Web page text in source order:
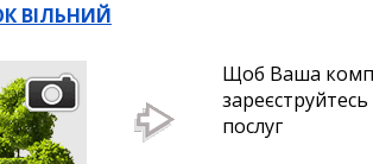
ВІЛЬНИЙ
Щоб Ваша
послуг